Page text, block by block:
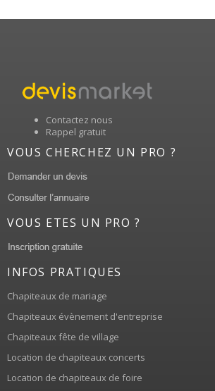
Contactez nous
Rappel gratuit
VOUS CHERCHEZ UN PRO ?
VOUS ETES UN PRO ?
INFOS PRATIQUES
Chapiteaux de mariage
Chapiteaux évènement d'entreprise
Chapiteaux fête de village
Location de chapiteaux concerts
Location de chapiteaux de foire